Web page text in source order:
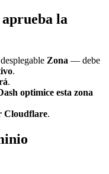
la
Zona — debe
.
.
optimice esta zona
Cloudflare.